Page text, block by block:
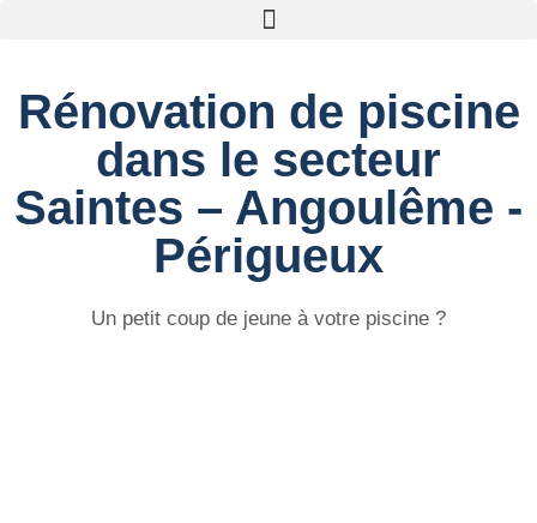
Rénovation de piscine
dans le secteur
Saintes – Angoulême -
Périgueux
Un petit coup de jeune à votre piscine ?